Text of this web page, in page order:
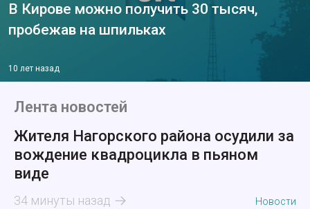
В Кирове можно получить 30 тысяч,
пробежав на шпильках
10 лет назад
Лента новостей
Жителя Нагорского района осудили за
вождение квадроцикла в пьяном
виде
34 минуты назад Новости